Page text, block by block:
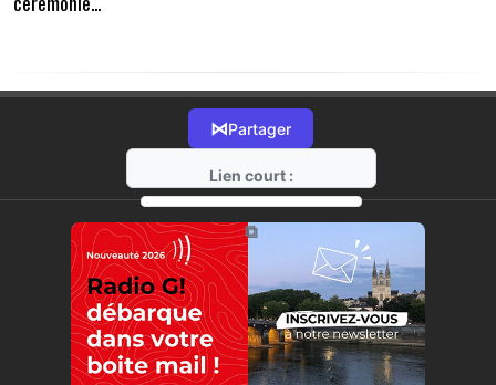
⋈Partager
Lien court :
https://radio-g.fr?13783
⧉